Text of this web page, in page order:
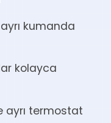
kumanda
kolayca
ayrı termostat